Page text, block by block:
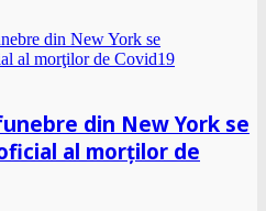
din New York se
al morţilor de